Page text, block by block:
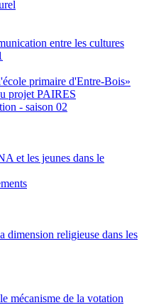
entre les cultures
primaire d'Entre-Bois»
projet PAIRES
- saison 02
et les jeunes dans le
dimension religieuse dans les
mécanisme de la votation